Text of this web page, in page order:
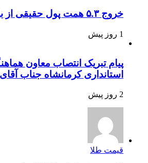
خروج ۵.۳ همت پول حقیقی از بازار سهام
1 روز پیش
پیام تبریک انتصاب معاون
استانداری کرمانشاه جناب
2 روز پیش
قیمت طلا